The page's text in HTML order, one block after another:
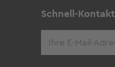
Schnell-Kontakt